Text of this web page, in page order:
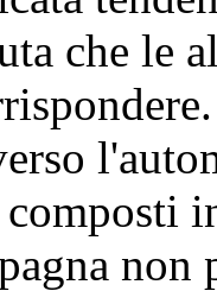
che le
composti
non